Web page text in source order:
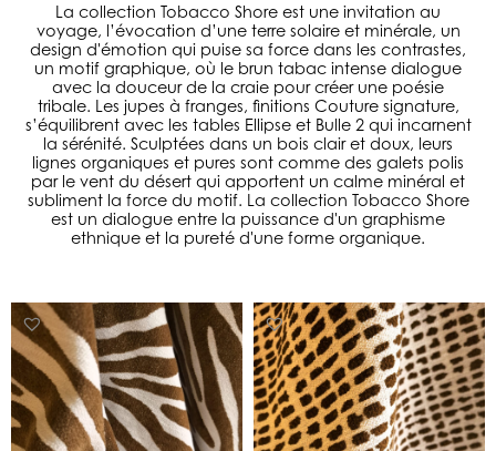
La collection Tobacco Shore est une invitation au
voyage, l’évocation d’une terre solaire et minérale, un
design d'émotion qui puise sa force dans les contrastes,
un motif graphique, où le brun tabac intense dialogue
avec la douceur de la craie pour créer une poésie
tribale. Les jupes à franges, finitions Couture signature,
s’équilibrent avec les tables Ellipse et Bulle 2 qui incarnent
la sérénité. Sculptées dans un bois clair et doux, leurs
lignes organiques et pures sont comme des galets polis
par le vent du désert qui apportent un calme minéral et
subliment la force du motif. La collection Tobacco Shore
est un dialogue entre la puissance d'un graphisme
ethnique et la pureté d'une forme organique.